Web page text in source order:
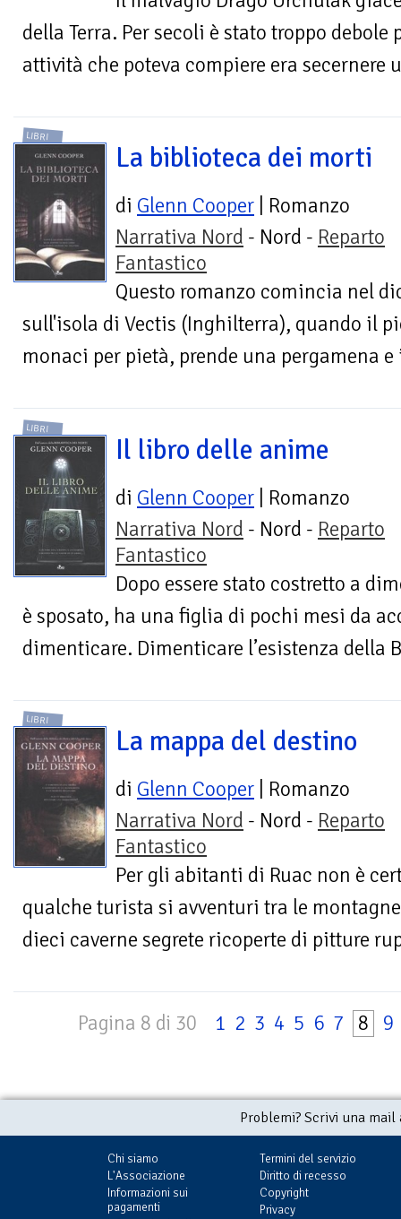
della Terra. Per secoli è stato troppo debole
attività che poteva compiere era secernere
LIBRI
La biblioteca dei morti
di Glenn Cooper | Romanzo
Narrativa Nord - Nord - Reparto
Fantastico
Questo romanzo comincia nel
sull'isola di Vectis (Inghilterra), quando il
monaci per pietà, prende una pergamena
LIBRI
Il libro delle anime
di Glenn Cooper | Romanzo
Narrativa Nord - Nord - Reparto
Fantastico
Dopo essere stato costretto a
è sposato, ha una figlia di pochi mesi da
dimenticare. Dimenticare l’esistenza della
LIBRI
La mappa del destino
di Glenn Cooper | Romanzo
Narrativa Nord - Nord - Reparto
Fantastico
Per gli abitanti di Ruac non è
qualche turista si avventuri tra le
dieci caverne segrete ricoperte di pitture
Pagina 8 di 30 1 2 3 4 5 6 7 8 9
Problemi? Scrivi una
Chi siamo
L'Associazione
Informazioni sui
pagamenti
Termini del servizio
Diritto di recesso
Copyright
Privacy